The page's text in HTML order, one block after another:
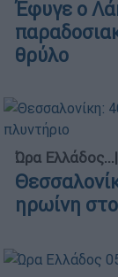
Έφυγε ο
θρύλο
Ώρα Ελλάδος...|
ηρωίνη